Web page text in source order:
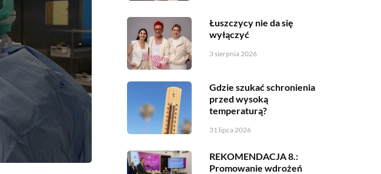
Łuszczycy nie da się
wyłączyć
3 sierpnia 2026
Gdzie szukać schronienia
przed wysoką
temperaturą?
31 lipca 2026
REKOMENDACJA 8.:
Promowanie wdrożeń